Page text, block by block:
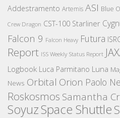
Addestramento Artemis ASI Blue
Crew Dragon CST-100 Starliner
Falcon 9 Falcon Heavy Futura
Report ISS Weekly Status Report
Logbook Luca Parmitano Luna
News Orbital Orion Paolo
Roskosmos Samantha
SoyuzSpace Shuttle